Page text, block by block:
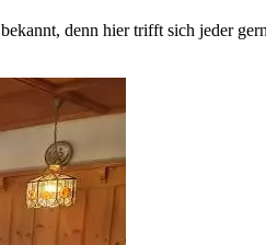
denn hier trifft sich jeder